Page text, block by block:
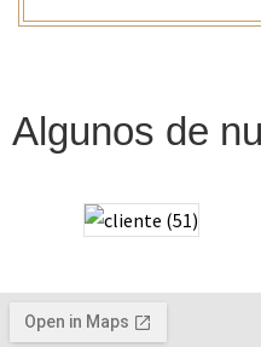
Algunos de